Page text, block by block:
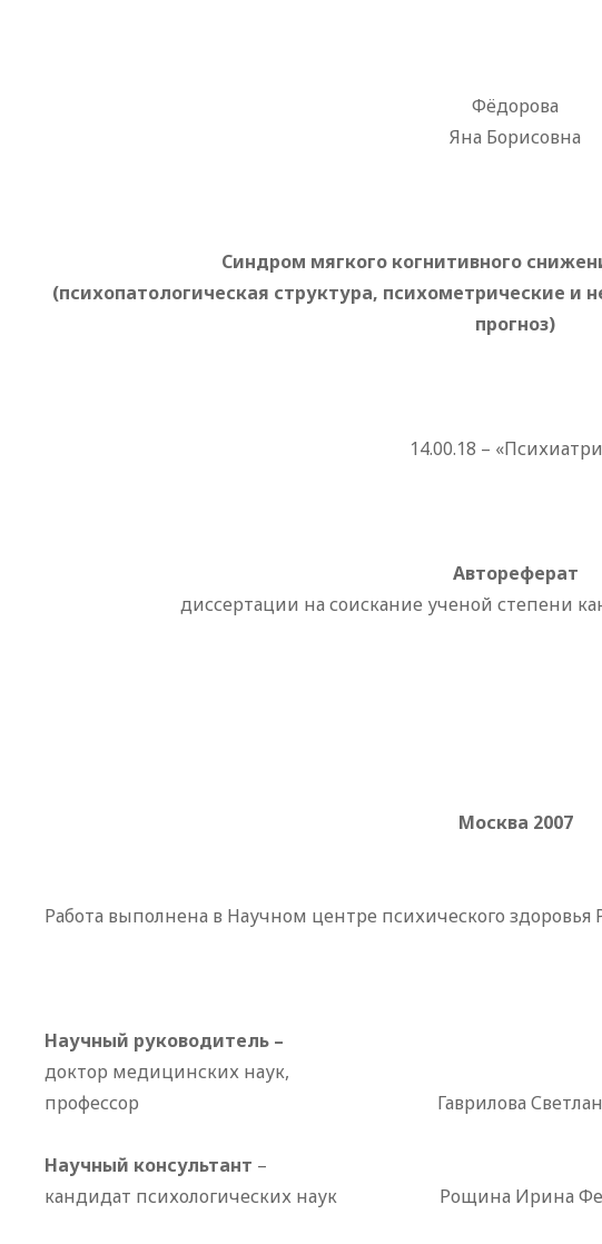
Фёдорова
Яна Борисовна
Синдром мягкого когнитивного
(психопатологическая структура, психометрические и
прогноз)
14.00.18 –
Автореферат
диссертации на соискание ученой степени
Москва 2007
Работа выполнена в Научном центре психического здоровья
Научный руководитель –
доктор медицинских наук,
профессор
Гаврилова Светлана
Научный консультант –
кандидат психологических наукРощина Ирина